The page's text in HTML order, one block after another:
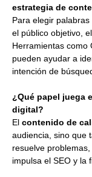
estrategia de
Para elegir
el público objetivo,
Herramientas como
pueden ayudar a
intención de
¿Qué papel juega
digital?
El contenido de
audiencia, sino que
resuelve
impulsa el SEO y la